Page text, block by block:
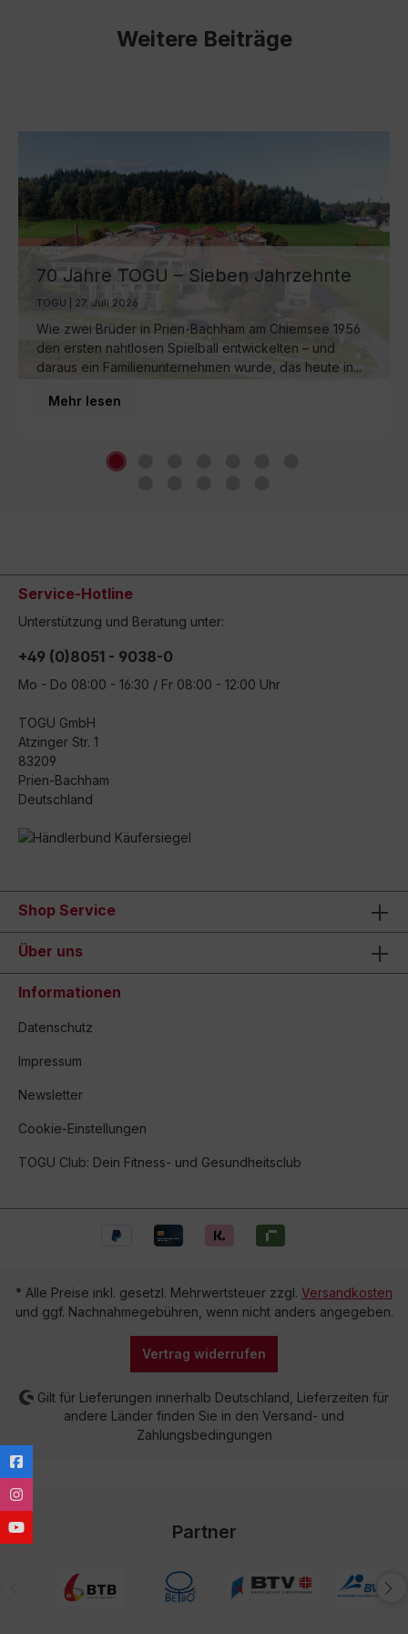
Weitere Beiträge
70 Jahre TOGU – Sieben Jahrzehnte
Ball-Manufaktur am Chiemsee
TOGU | 27. Juli 2026
Wie zwei Brüder in Prien-Bachham am Chiemsee 1956
den ersten nahtlosen Spielball entwickelten – und
daraus ein Familienunternehmen wurde, das heute in...
Mehr lesen
Service-Hotline
Unterstützung und Beratung unter:
+49 (0)8051 - 9038-0
Mo - Do 08:00 - 16:30 / Fr 08:00 - 12:00 Uhr
TOGU GmbH
Atzinger Str. 1
83209
Prien-Bachham
Deutschland
Shop Service
Über uns
Informationen
Datenschutz
Impressum
Newsletter
Cookie-Einstellungen
TOGU Club: Dein Fitness- und Gesundheitsclub
* Alle Preise inkl. gesetzl. Mehrwertsteuer zzgl. Versandkosten
und ggf. Nachnahmegebühren, wenn nicht anders angegeben.
Vertrag widerrufen
Gilt für Lieferungen innerhalb Deutschland, Lieferzeiten für
andere Länder finden Sie in den Versand- und
Zahlungsbedingungen
Partner